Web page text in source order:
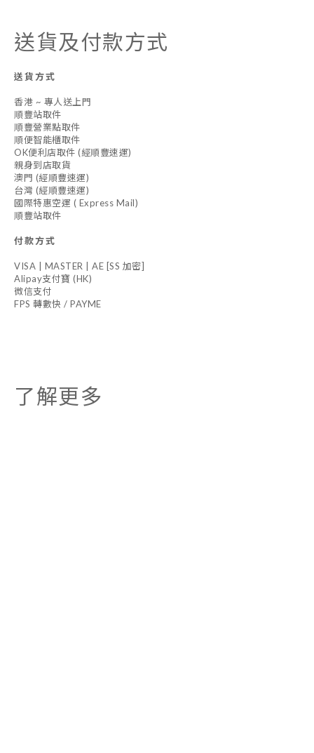
送貨及付款方式
送貨方式
香港 ~ 專人送上門
順豐站取件
順豐營業點取件
順便智能櫃取件
OK便利店取件 (經順豐速運)
親身到店取貨
澳門 (經順豐速運)
台灣 (經順豐速運)
國際特惠空運 ( Express Mail)
順豐站取件
付款方式
VISA | MASTER | AE [SS 加密]
Alipay支付寶 (HK)
微信支付
FPS 轉數快 / PAYME
了解更多